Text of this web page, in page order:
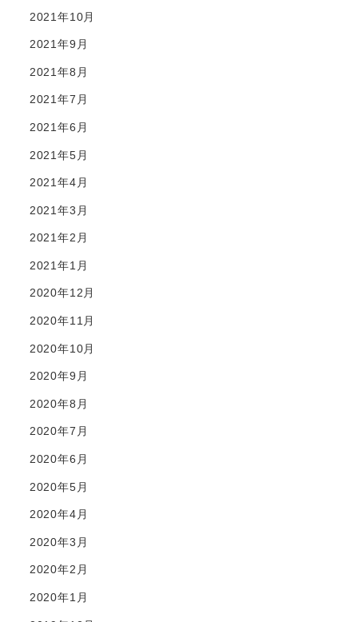
2021年10月
2021年9月
2021年8月
2021年7月
2021年6月
2021年5月
2021年4月
2021年3月
2021年2月
2021年1月
2020年12月
2020年11月
2020年10月
2020年9月
2020年8月
2020年7月
2020年6月
2020年5月
2020年4月
2020年3月
2020年2月
2020年1月